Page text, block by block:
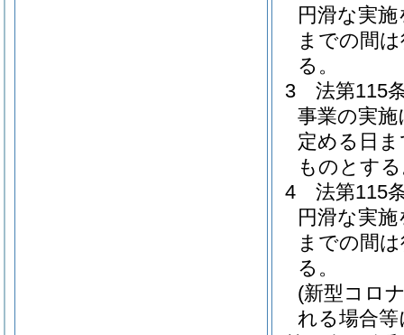
円滑な実
までの間
る。
3
法第115
事業の実
定める日
ものとす
4
法第115
円滑な実
までの間
る。
(新型コロ
れる場合